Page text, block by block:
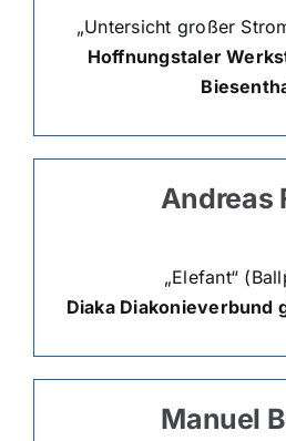
„Untersicht großer
Hoffnungstaler
Andreas
„Elefant“
Diaka Diakonieverbund
Manuel